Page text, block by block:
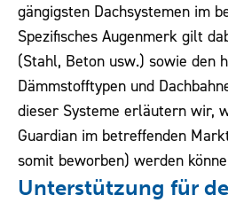
gängigsten Dachsystemen im
Spezifisches Augenmerk gilt
(Stahl, Beton usw.) sowie den
Dämmstofftypen und
dieser Systeme erläutern wir,
Guardian im betreffenden
somit beworben) werden
Unterstützung für